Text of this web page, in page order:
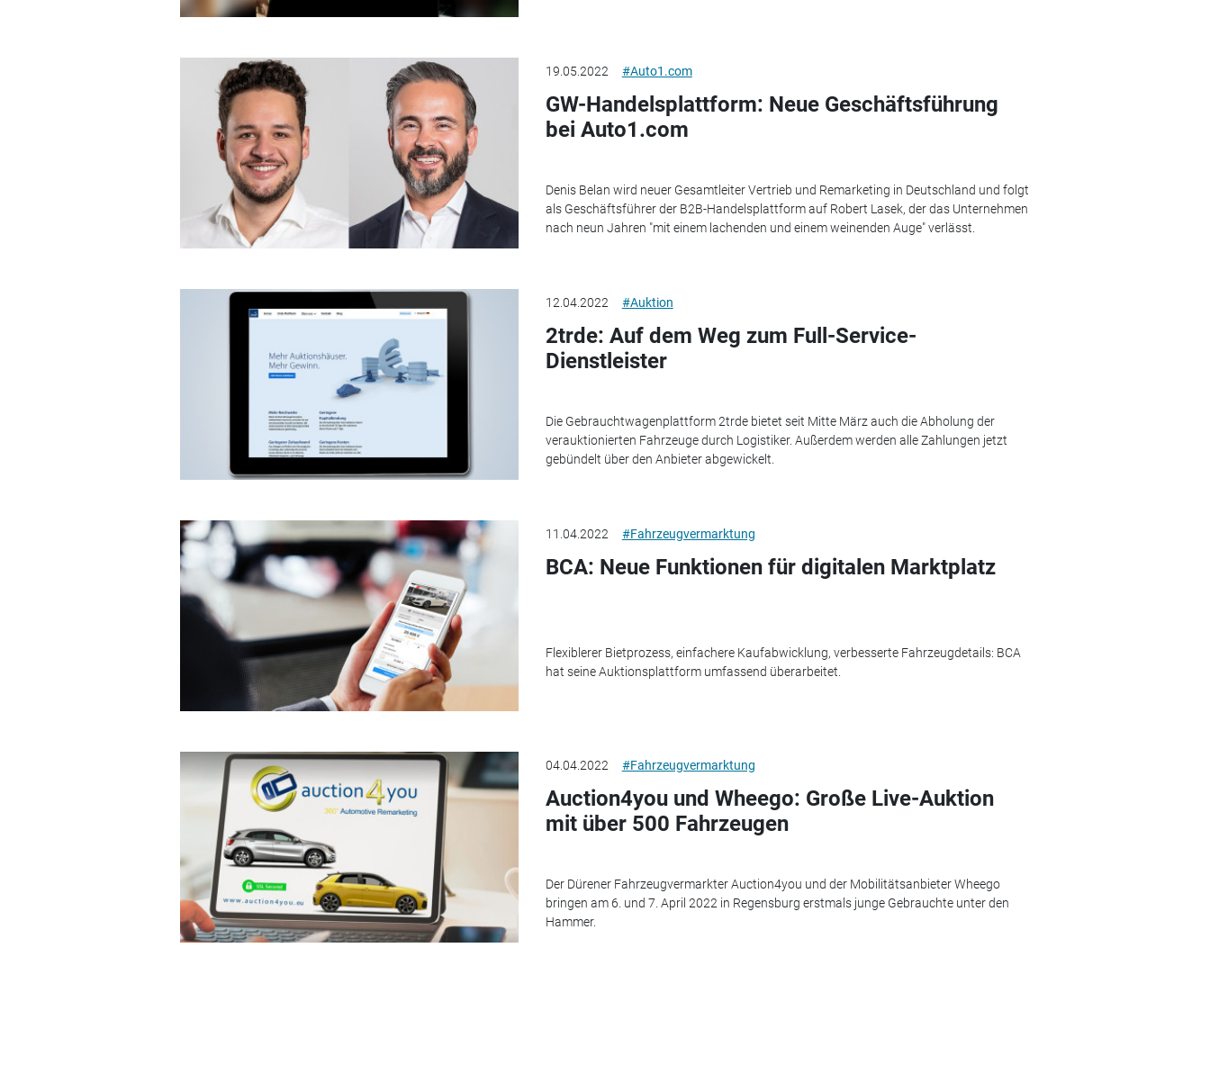
19.05.2022 #Auto1.com
GW-Handelsplattform: Neue Geschäftsführung
bei Auto1.com
Denis Belan wird neuer Gesamtleiter Vertrieb und Remarketing in Deutschland und folgt
als Geschäftsführer der B2B-Handelsplattform auf Robert Lasek, der das Unternehmen
nach neun Jahren "mit einem lachenden und einem weinenden Auge" verlässt.
12.04.2022 #Auktion
2trde: Auf dem Weg zum Full-Service-
Dienstleister
Die Gebrauchtwagenplattform 2trde bietet seit Mitte März auch die Abholung der
verauktionierten Fahrzeuge durch Logistiker. Außerdem werden alle Zahlungen jetzt
gebündelt über den Anbieter abgewickelt.
11.04.2022 #Fahrzeugvermarktung
BCA: Neue Funktionen für digitalen Marktplatz
Flexiblerer Bietprozess, einfachere Kaufabwicklung, verbesserte Fahrzeugdetails: BCA
hat seine Auktionsplattform umfassend überarbeitet.
04.04.2022 #Fahrzeugvermarktung
Auction4you und Wheego: Große Live-Auktion
mit über 500 Fahrzeugen
Der Dürener Fahrzeugvermarkter Auction4you und der Mobilitätsanbieter Wheego
bringen am 6. und 7. April 2022 in Regensburg erstmals junge Gebrauchte unter den
Hammer.